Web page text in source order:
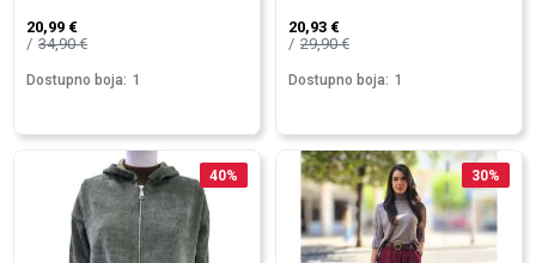
20,99 €
34,90€
Dostupno boja: 1
20,93 €
29,90€
Dostupno boja: 1
40% 30%